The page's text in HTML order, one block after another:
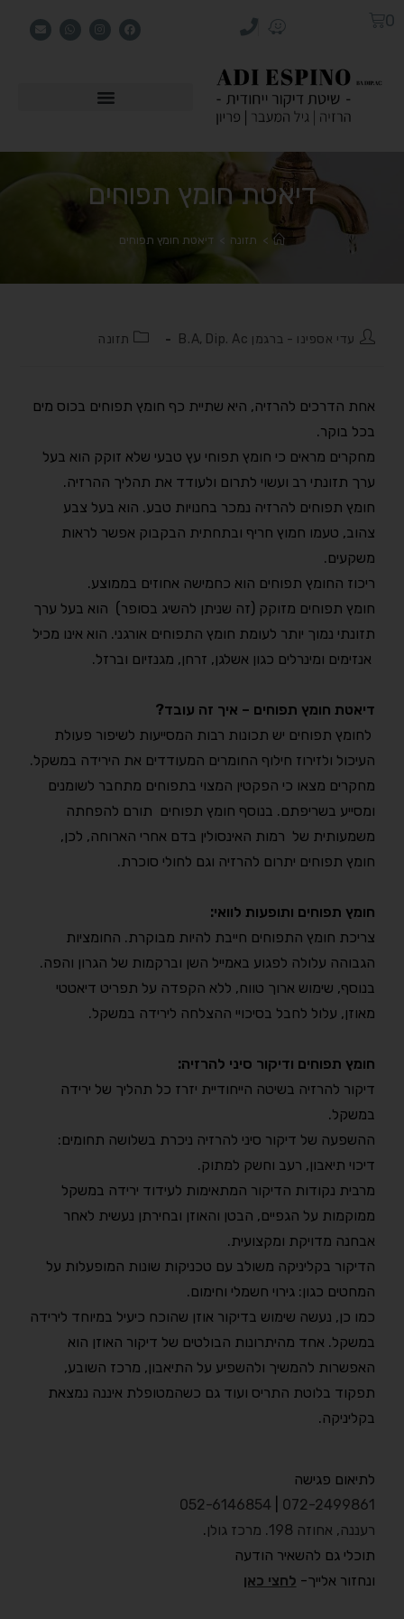
0
דיאטת חומץ תפוחים
> תזונה דיאטת חומץ תפוחים
עדי אספינו - ברגמן B.A, Dip. Ac תזונה
אחת הדרכים להרזיה, היא שתיית כף חומץ תפוחים בכוס מים
בכל בוקר.
מחקרים מראים כי חומץ תפוחי עץ טבעי שלא זוקק הוא בעל
ערך תזונתי רב ועשוי לתרום ולעודד את תהליך ההרזיה.
חומץ תפוחים להרזיה נמכר בחנויות טבע. הוא בעל צבע
צהוב, טעמו חמוץ חריף ובתחתית הבקבוק אפשר לראות
משקעים.
ריכוז החומץ תפוחים הוא כחמישה אחוזים בממוצע.
חומץ תפוחים מזוקק (זה שניתן להשיג בסופר) הוא בעל ערך
תזונתי נמוך יותר לעומת חומץ התפוחים אורגני. הוא אינו מכיל
אנזימים ומינרלים כגון אשלגן, זרחן, מגנזיום וברזל.
דיאטת חומץ תפוחים – איך זה עובד?
לחומץ תפוחים יש תכונות רבות המסייעות לשיפור פעולת
העיכול ולזירוז חילוף החומרים המעודדים את הירידה במשקל.
מחקרים מצאו כי הפקטין המצוי בתפוחים מתחבר לשומנים
ומסייע בשריפתם. בנוסף חומץ תפוחים תורם להפחתה
משמעותית של רמות האינסולין בדם אחרי הארוחה, לכן,
חומץ תפוחים יתרום להרזיה וגם לחולי סוכרת.
חומץ תפוחים ותופעות לוואי:
צריכת חומץ התפוחים חייבת להיות מבוקרת. החומציות
הגבוהה עלולה לפגוע באמייל השן וברקמות של הגרון והפה.
בנוסף, שימוש ארוך טווח, ללא הקפדה על תפריט דיאטטי
מאוזן, עלול לחבל בסיכויי ההצלחה לירידה במשקל.
חומץ תפוחים ודיקור סיני להרזיה:
דיקור להרזיה בשיטה הייחודיית יזרז כל תהליך של ירידה
במשקל.
ההשפעה של דיקור סיני להרזיה ניכרת בשלושה תחומים:
דיכוי תיאבון, רעב וחשק למתוק.
מרבית נקודות הדיקור המתאימות לעידוד ירידה במשקל
ממוקמות על הגפיים, הבטן והאוזן ובחירתן נעשית לאחר
אבחנה מדויקת ומקצועית.
הדיקור בקליניקה משולב עם טכניקות שונות המופעלות על
המחטים כגון: גירוי חשמלי וחימום.
כמו כן, נעשה שימוש בדיקור אוזן שהוכח כיעיל במיוחד לירידה
במשקל. אחד מהיתרונות הבולטים של דיקור האוזן הוא
האפשרות להמשיך ולהשפיע על התיאבון, מרכז השובע,
תפקוד בלוטת התריס ועוד גם כשהמטופלת איננה נמצאת
בקליניקה.
לתיאום פגישה
072-2499861
052-6146854
רעננה, אחוזה 198. מרכז גולן
.
תוכלי גם להשאיר הודעה
ונחזור אלייך- לחצי כאן